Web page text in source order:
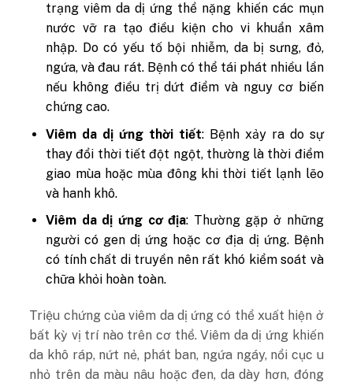
trạng viêm da dị ứng thể nặng khiến các mụn
nước vỡ ra tạo điều kiện cho vi khuẩn xâm
nhập. Do có yếu tố bội nhiễm, da bị sưng, đỏ,
ngứa, và đau rát. Bệnh có thể tái phát nhiều lần
nếu không điều trị dứt điểm và nguy cơ biến
chứng cao.
Viêm da dị ứng thời tiết: Bệnh xảy ra do sự
thay đổi thời tiết đột ngột, thường là thời điểm
giao mùa hoặc mùa đông khi thời tiết lạnh lẽo
và hanh khô.
Viêm da dị ứng cơ địa: Thường gặp ở những
người có gen dị ứng hoặc cơ địa dị ứng. Bệnh
có tính chất di truyền nên rất khó kiểm soát và
chữa khỏi hoàn toàn.
Triệu chứng của viêm da dị ứng có thể xuất hiện ở
bất kỳ vị trí nào trên cơ thể. Viêm da dị ứng khiến
da khô ráp, nứt nẻ, phát ban, ngứa ngáy, nổi cục u
nhỏ trên da màu nâu hoặc đen, da dày hơn, đóng